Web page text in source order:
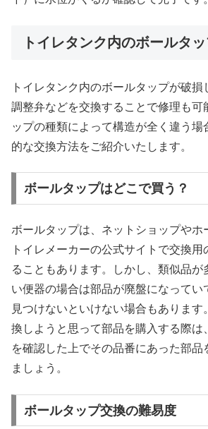
トイレタンク内のボールタ
トイレタンク内のボールタップが破
調整弁などを交換することで修理も可
ップの種類によって構造が全く違う場
的な交換方法をご紹介いたします。
ボールタップはどこで買う？
ボールタップは、ネットショップやホ
トイレメーカーの公式サイトで交換
ることもあります。しかし、類似品が
い便器の場合は部品が廃盤になってい
見つけないといけない場合もあります
換しようと思って部品を購入する際は
を確認した上でその品番にあった部品
ましょう。
ボールタップ交換の難易度